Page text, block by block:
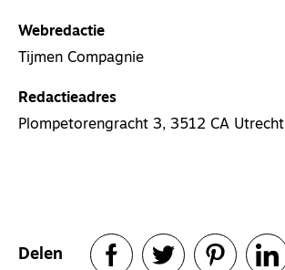
Webredactie
Tijmen Compagnie
Redactieadres
Plompetorengracht 3, 3512 CA Utrecht
Delen